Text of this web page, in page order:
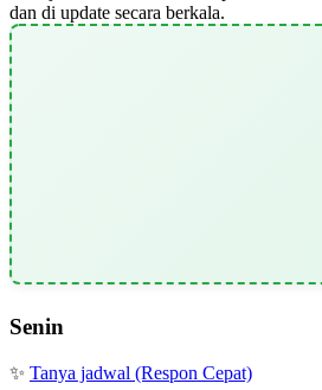
dan di update secara berkala.
Senin
✨ Tanya jadwal (Respon Cepat)